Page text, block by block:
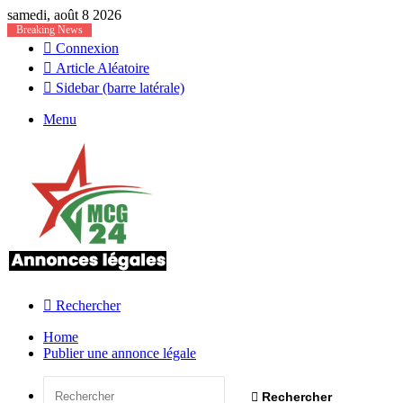
samedi, août 8 2026
Breaking News
Connexion
Article Aléatoire
Sidebar (barre latérale)
Menu
Rechercher
Home
Publier une annonce légale
Rechercher